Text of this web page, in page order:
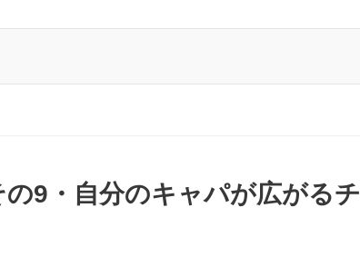
9・自分のキャパが広がるチ